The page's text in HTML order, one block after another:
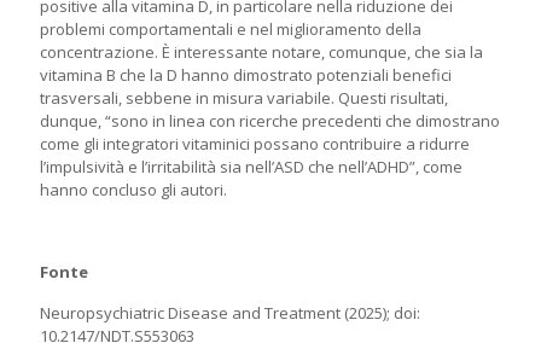
positive alla vitamina D, in particolare nella riduzione dei
problemi comportamentali e nel miglioramento della
concentrazione. È interessante notare, comunque, che sia la
vitamina B che la D hanno dimostrato potenziali benefici
trasversali, sebbene in misura variabile. Questi risultati,
dunque, “sono in linea con ricerche precedenti che dimostrano
come gli integratori vitaminici possano contribuire a ridurre
l’impulsività e l’irritabilità sia nell’ASD che nell’ADHD”, come
hanno concluso gli autori.
Fonte
Neuropsychiatric Disease and Treatment (2025); doi:
10.2147/NDT.S553063